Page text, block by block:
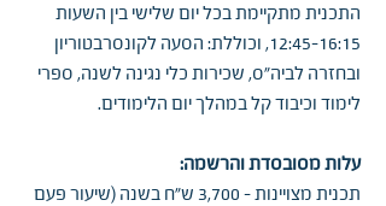
התכנית מתקיימת בכל יום שלישי בין השעות
12:45-16:15, וכוללת: הסעה לקונסרבטוריון
ובחזרה לביה"ס, שכירות כלי נגינה לשנה, ספרי
לימוד וכיבוד קל במהלך יום הלימודים.
עלות מסובסדת והרשמה:
תכנית מצויינות - 3,700 ש"ח בשנה (שיעור פעם